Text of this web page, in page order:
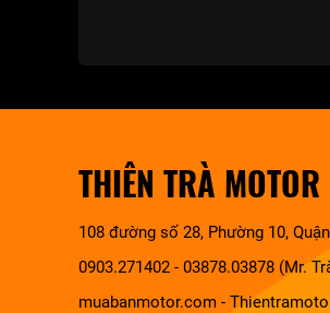
THIÊN TRÀ MOTOR
108 đường số 28, Phường 10,
0903.271402 - 03878.03878 (Mr.
muabanmotor.com -